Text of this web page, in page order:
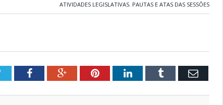
ATIVIDADES LEGISLATIVAS, PAUTAS E ATAS DAS SESSÕES
TwitterFacebookGoogle+PinterestLinkedInTumblr Email